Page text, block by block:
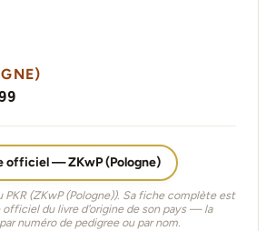
officiel — ZKwP (Pologne)
(ZKwP (Pologne)). Sa fiche complète est
officiel du livre d'origine de son pays — la
numéro de pedigree ou par nom.